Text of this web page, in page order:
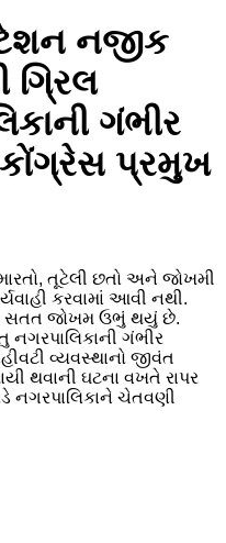
નજીક
ગ્રિલ
ગંભીર
કોંગ્રેસ પ્રમુખ
તૂટેલી છતો અને જોખમી
કરવામાં આવી નથી.
સતત જોખમ ઉભું થયું છે.
નગરપાલિકાની ગંભીર
વ્યવસ્થાનો જીવંત
થવાની ઘટના વખતે રાપર
નગરપાલિકાને ચેતવણી